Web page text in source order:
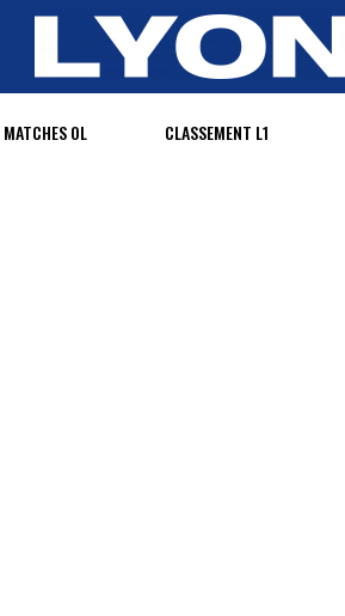
MATCHES OL CLASSEMENT L1